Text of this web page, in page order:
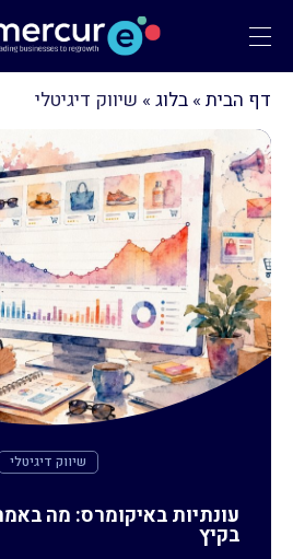
תפריט
דף הבית » בלוג » שיווק דיגיטלי
שיווק דיגיטלי
עונתיות באיקומרס: מה
בקיץ